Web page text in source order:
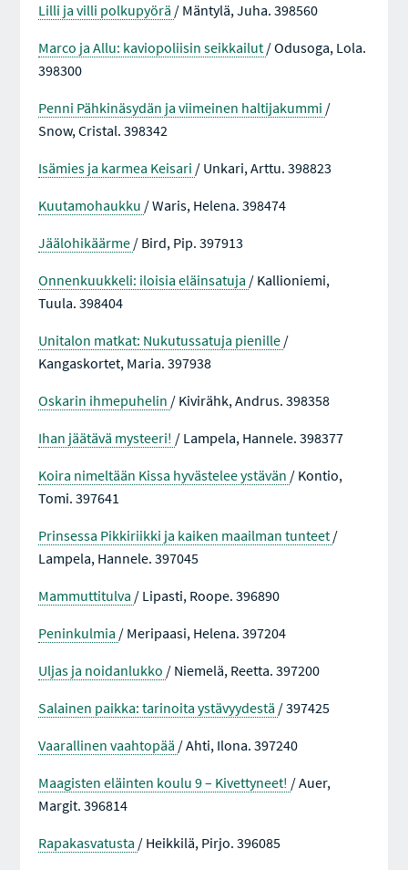
Lilli ja villi polkupyörä / Mäntylä, Juha. 398560
Marco ja Allu: kaviopoliisin seikkailut / Odusoga, Lola.
398300
Penni Pähkinäsydän ja viimeinen haltijakummi /
Snow, Cristal. 398342
Isämies ja karmea Keisari / Unkari, Arttu. 398823
Kuutamohaukku / Waris, Helena. 398474
Jäälohikäärme / Bird, Pip. 397913
Onnenkuukkeli: iloisia eläinsatuja / Kallioniemi,
Tuula. 398404
Unitalon matkat: Nukutussatuja pienille /
Kangaskortet, Maria. 397938
Oskarin ihmepuhelin / Kivirähk, Andrus. 398358
Ihan jäätävä mysteeri! / Lampela, Hannele. 398377
Koira nimeltään Kissa hyvästelee ystävän / Kontio,
Tomi. 397641
Prinsessa Pikkiriikki ja kaiken maailman tunteet /
Lampela, Hannele. 397045
Mammuttitulva / Lipasti, Roope. 396890
Peninkulmia / Meripaasi, Helena. 397204
Uljas ja noidanlukko / Niemelä, Reetta. 397200
Salainen paikka: tarinoita ystävyydestä / 397425
Vaarallinen vaahtopää / Ahti, Ilona. 397240
Maagisten eläinten koulu 9 – Kivettyneet! / Auer,
Margit. 396814
Rapakasvatusta / Heikkilä, Pirjo. 396085